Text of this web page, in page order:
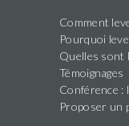
Comment
Pourquoi
Quelles sont
Témoignages
Conférence :
Proposer un